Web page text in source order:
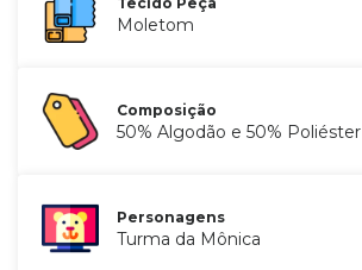
Moletom
Composição
50% Algodão e 50% Poliéster
Personagens
Turma da Mônica